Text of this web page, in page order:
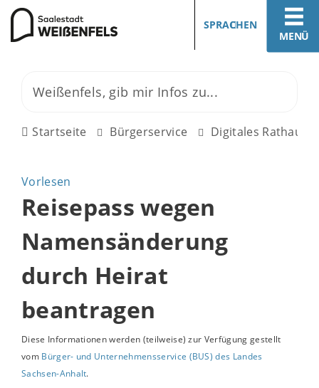
MENÜ
SPRACHEN
Startseite Bürgerservice Digitales Rathaus
Vorlesen
Reisepass wegen
Namensänderung
durch Heirat
beantragen
Diese Informationen werden (teilweise) zur Verfügung gestellt
vom Bürger- und Unternehmensservice (BUS) des Landes
Sachsen-Anhalt.